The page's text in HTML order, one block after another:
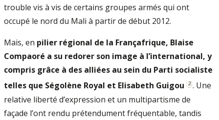
trouble vis à vis de certains groupes armés qui ont
occupé le nord du Mali à partir de début 2012.
Mais, en pilier régional de la Françafrique, Blaise
Compaoré a su redorer son image à l’international, y
compris grâce à des alliées au sein du Parti socialiste
telles que Ségolène Royal et Elisabeth Guigou [2]. Une
relative liberté d’expression et un multipartisme de
façade l’ont rendu prétendument fréquentable, tandis